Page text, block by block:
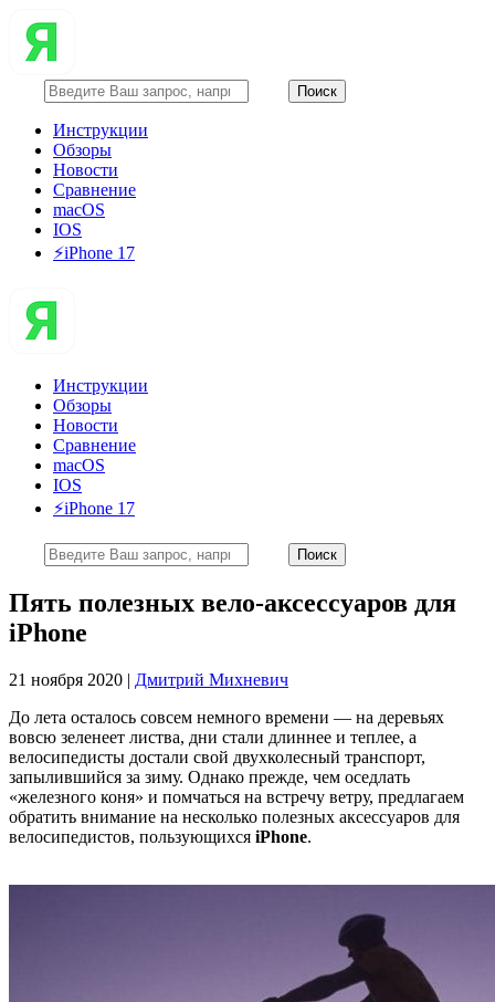
Инструкции
Обзоры
Новости
Сравнение
macOS
IOS
⚡️iPhone 17
Инструкции
Обзоры
Новости
Сравнение
macOS
IOS
⚡️iPhone 17
Пять полезных вело-аксессуаров для
iPhone
21 ноября 2020 | Дмитрий Михневич
До лета осталось совсем немного времени — на деревьях
вовсю зеленеет листва, дни стали длиннее и теплее, а
велосипедисты достали свой двухколесный транспорт,
запылившийся за зиму. Однако прежде, чем оседлать
«железного коня» и помчаться на встречу ветру, предлагаем
обратить внимание на несколько полезных аксессуаров для
велосипедистов, пользующихся iPhone.